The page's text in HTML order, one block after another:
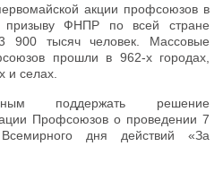
акции профсоюзов в
ФНПР по всей стране
900 тысяч человек. Массовые
прошли в 962-х городах,
и селах.
поддержать решение
Профсоюзов о проведении 7
дня действий «За